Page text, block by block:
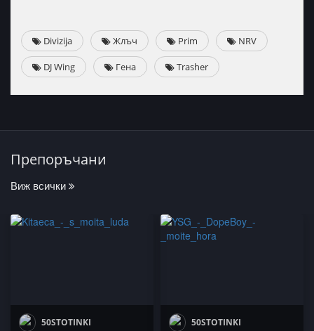
Divizija Жлъч Prim NRV
DJ Wing Гена Trasher
Препоръчани
Виж всички
50STOTINKI 50STOTINKI